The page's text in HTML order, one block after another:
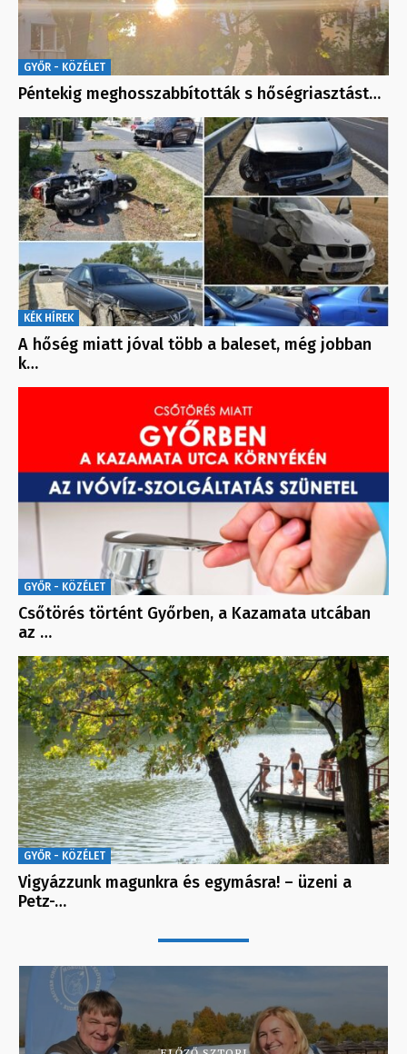
GYŐR - KÖZÉLET
Péntekig meghosszabbították s hőségriasztást…
KÉK HÍREK
A hőség miatt jóval több a baleset, még jobban
k…
GYŐR - KÖZÉLET
Csőtörés történt Győrben, a Kazamata utcában
az …
GYŐR - KÖZÉLET
Vigyázzunk magunkra és egymásra! – üzeni a
Petz-…